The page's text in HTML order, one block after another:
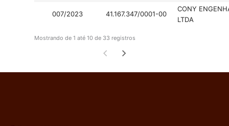
007/2023 41.167.347/0001-00
CONY
LTDA
Mostrando de 1 até 10 de 33 registros